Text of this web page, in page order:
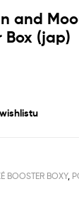
and
Box (jap)
BOOSTER BOXY,